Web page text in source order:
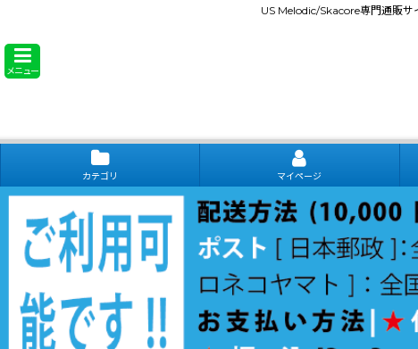
US Melodic/Skacore専門通販
メニュー
カテゴリ マイページ